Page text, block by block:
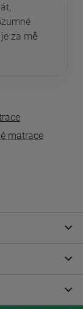
za mě
matrace